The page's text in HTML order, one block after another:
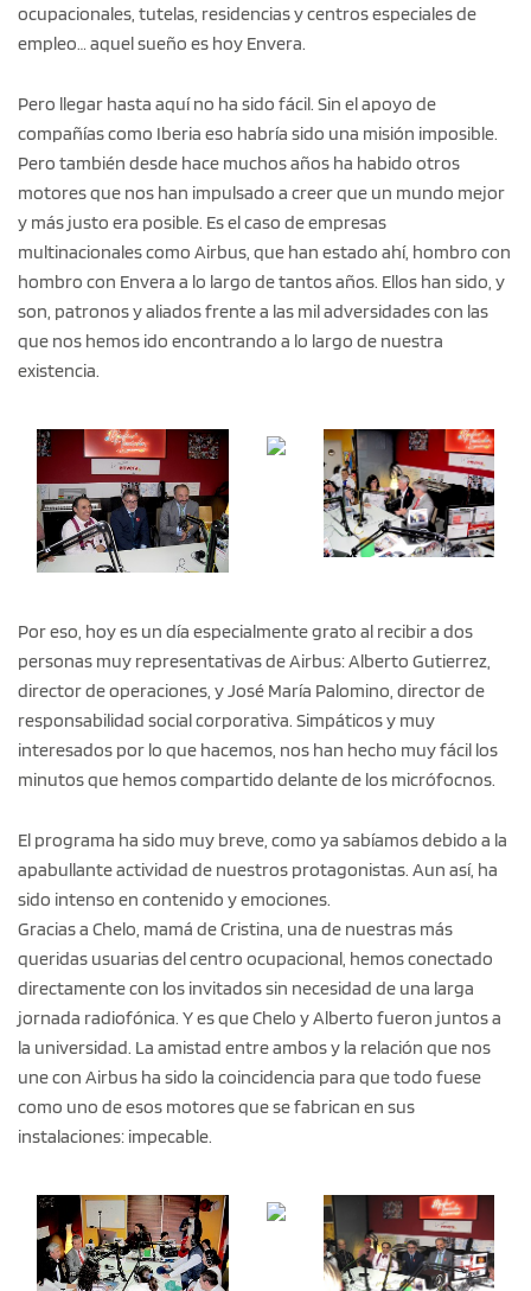
ocupacionales, tutelas, residencias y centros especiales de
empleo… aquel sueño es hoy Envera.
Pero llegar hasta aquí no ha sido fácil. Sin el apoyo de
compañías como Iberia eso habría sido una misión imposible.
Pero también desde hace muchos años ha habido otros
motores que nos han impulsado a creer que un mundo mejor
y más justo era posible. Es el caso de empresas
multinacionales como Airbus, que han estado ahí, hombro con
hombro con Envera a lo largo de tantos años. Ellos han sido, y
son, patronos y aliados frente a las mil adversidades con las
que nos hemos ido encontrando a lo largo de nuestra
existencia.
Por eso, hoy es un día especialmente grato al recibir a dos
personas muy representativas de Airbus: Alberto Gutierrez,
director de operaciones, y José María Palomino, director de
responsabilidad social corporativa. Simpáticos y muy
interesados por lo que hacemos, nos han hecho muy fácil los
minutos que hemos compartido delante de los micrófocnos.
El programa ha sido muy breve, como ya sabíamos debido a la
apabullante actividad de nuestros protagonistas. Aun así, ha
sido intenso en contenido y emociones.
Gracias a Chelo, mamá de Cristina, una de nuestras más
queridas usuarias del centro ocupacional, hemos conectado
directamente con los invitados sin necesidad de una larga
jornada radiofónica. Y es que Chelo y Alberto fueron juntos a
la universidad. La amistad entre ambos y la relación que nos
une con Airbus ha sido la coincidencia para que todo fuese
como uno de esos motores que se fabrican en sus
instalaciones: impecable.